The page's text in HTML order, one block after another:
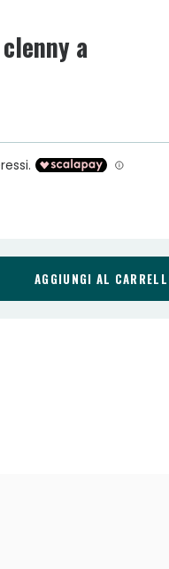
a
AGGIUNGI AL
fino al 40%
fino al 40%